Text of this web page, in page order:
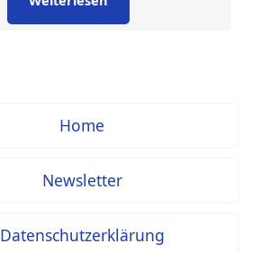
Home
Newsletter
Datenschutzerklärung